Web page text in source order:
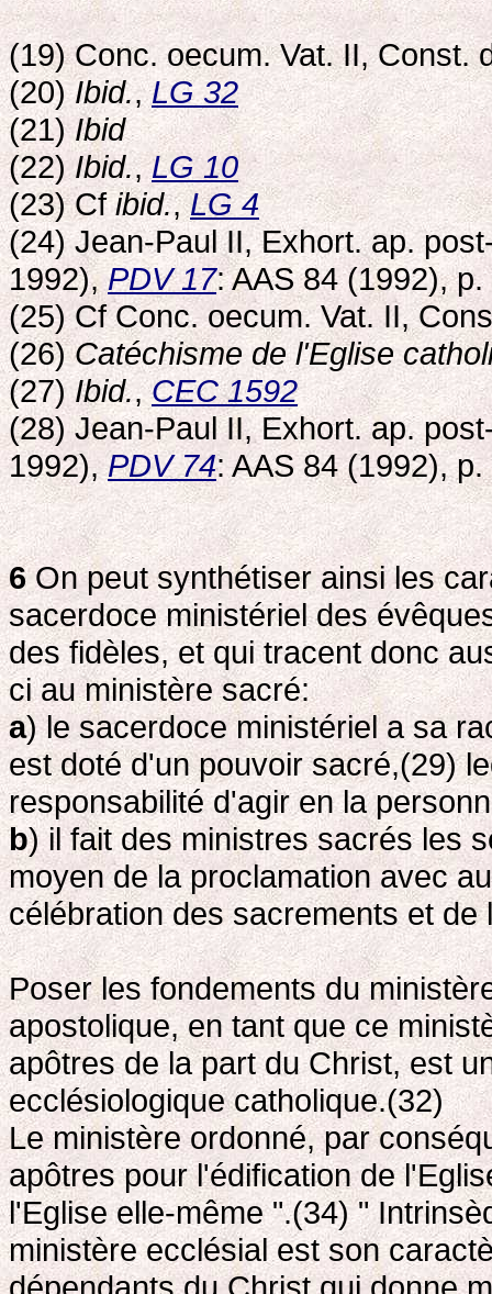
(19) Conc. oecum. Vat. II, Const.
(20)Ibid.,LG 32
(21)Ibid
(22) Ibid.,LG 10
(23) Cfibid.,LG 4
(24) Jean-Paul II, Exhort. ap.
1992),PDV 17: AAS 84 (1992), p.
(25) Cf Conc. oecum. Vat. II,
(26)Catéchisme de l'Eglise
(27)Ibid.,CEC 1592
(28) Jean-Paul II, Exhort. ap.
1992),PDV 74: AAS 84 (1992), p.
6On peut synthétiser ainsi les
sacerdoce ministériel des
des fidèles, et qui tracent donc
ci au ministère sacré:
a) le sacerdoce ministériel a sa
est doté d'un pouvoir sacré,(29)
responsabilité d'agir en la
b) il fait des ministres sacrés les
moyen de la proclamation avec
célébration des sacrements et
Poser les fondements du
apostolique, en tant que ce
apôtres de la part du Christ, est
ecclésiologique catholique.(32)
Le ministère ordonné, par
apôtres pour l'édification de
l'Eglise elle-même ".(34) "
ministère ecclésial est son